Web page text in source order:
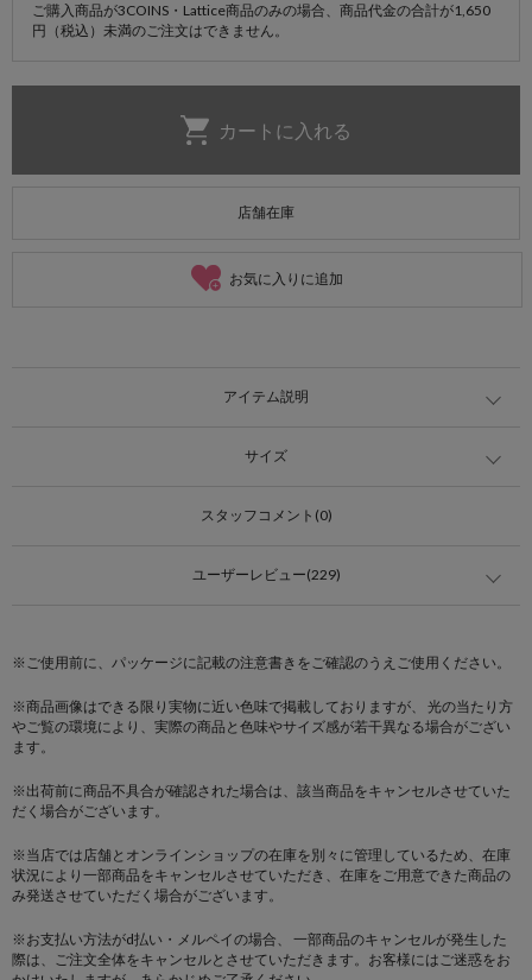
ご購入商品が3COINS・Lattice商品のみの場合、商品代金の合計が1,650
円（税込）未満のご注文はできません。
店舗在庫
お気に入りに追加
アイテム説明
サイズ
スタッフコメント(0)
ユーザーレビュー(229)
※ご使用前に、パッケージに記載の注意書きをご確認のうえご使用ください。
※商品画像はできる限り実物に近い色味で掲載しておりますが、 光の当たり方
やご覧の環境により、実際の商品と色味やサイズ感が若干異なる場合がござい
ます。
※出荷前に商品不具合が確認された場合は、該当商品をキャンセルさせていた
だく場合がございます。
※当店では店舗とオンラインショップの在庫を別々に管理しているため、在庫
状況により一部商品をキャンセルさせていただき、在庫をご用意できた商品の
み発送させていただく場合がございます。
※お支払い方法がd払い・メルペイの場合、 一部商品のキャンセルが発生した
際は、ご注文全体をキャンセルとさせていただきます。お客様にはご迷惑をお